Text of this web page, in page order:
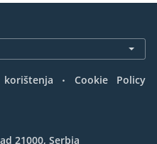
.
Cookie Policy
21000, Serbia